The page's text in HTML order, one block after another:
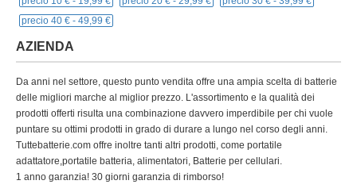
precio 40 € - 49,99 €
AZIENDA
Da anni nel settore, questo punto vendita offre una ampia scelta di batterie
delle migliori marche al miglior prezzo. L'assortimento e la qualità dei
prodotti offerti risulta una combinazione davvero imperdibile per chi vuole
puntare su ottimi prodotti in grado di durare a lungo nel corso degli anni.
Tuttebatterie.com offre inoltre tanti altri prodotti, come portatile
adattatore,portatile batteria, alimentatori, Batterie per cellulari.
1 anno garanzia! 30 giorni garanzia di rimborso!